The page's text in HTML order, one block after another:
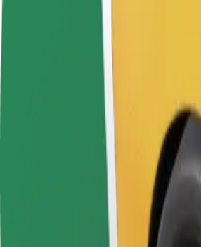
¿Buscas la mejor manera de ir de
Comodidad y confort a un botón de distancia
Los conductores de esta categoría
plegadas (esta categoría no es WAV).